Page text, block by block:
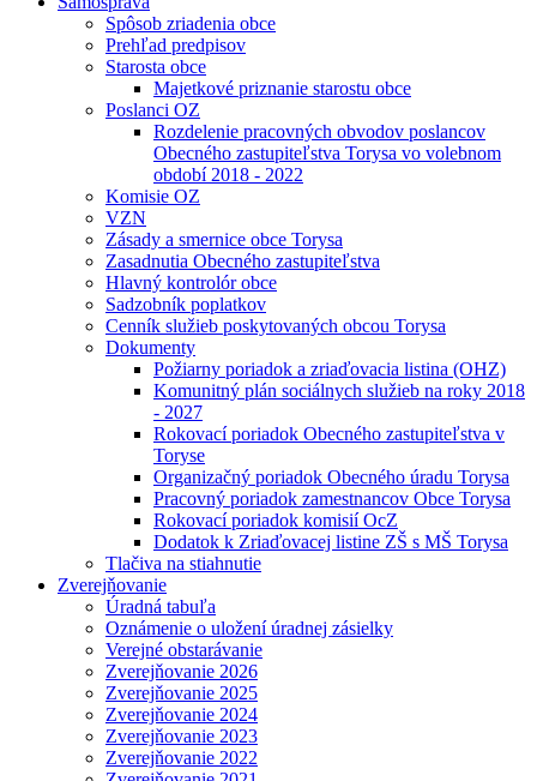
Spôsob zriadenia obce
Prehľad predpisov
Starosta obce
Majetkové priznanie starostu obce
Poslanci OZ
Rozdelenie pracovných obvodov poslancov
Obecného zastupiteľstva Torysa vo volebnom
období 2018 - 2022
Komisie OZ
VZN
Zásady a smernice obce Torysa
Zasadnutia Obecného zastupiteľstva
Hlavný kontrolór obce
Sadzobník poplatkov
Cenník služieb poskytovaných obcou Torysa
Dokumenty
Požiarny poriadok a zriaďovacia listina (OHZ)
Komunitný plán sociálnych služieb na roky 2018
- 2027
Rokovací poriadok Obecného zastupiteľstva v
Toryse
Organizačný poriadok Obecného úradu Torysa
Pracovný poriadok zamestnancov Obce Torysa
Rokovací poriadok komisií OcZ
Dodatok k Zriaďovacej listine ZŠ s MŠ Torysa
Tlačiva na stiahnutie
Zverejňovanie
Úradná tabuľa
Oznámenie o uložení úradnej zásielky
Verejné obstarávanie
Zverejňovanie 2026
Zverejňovanie 2025
Zverejňovanie 2024
Zverejňovanie 2023
Zverejňovanie 2022